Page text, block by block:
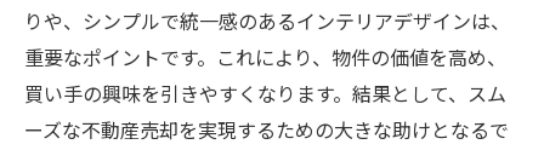
りや、シンプルで統一感のあるインテリアデザインは、
重要なポイントです。これにより、物件の価値を高め、
買い手の興味を引きやすくなります。結果として、スム
ーズな不動産売却を実現するための大きな助けとなるで